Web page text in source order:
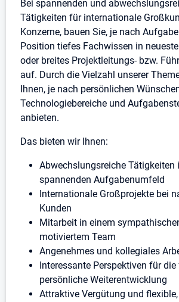
Bei spannenden und
Tätigkeiten für internationale
Konzerne, bauen Sie, je nach
Position tiefes Fachwissen in
oder breites Projektleitungs- bzw.
auf. Durch die Vielzahl unserer
Ihnen, je nach persönlichen
Technologiebereiche und
anbieten.
Das bieten wir Ihnen:
Abwechslungsreiche Tätigkeiten
spannenden Aufgabenumfeld
Internationale Großprojekte bei
Kunden
Mitarbeit in einem
motiviertem Team
Angenehmes und kollegiales
Interessante Perspektiven für
persönliche Weiterentwicklung
Attraktive Vergütung und flexible,